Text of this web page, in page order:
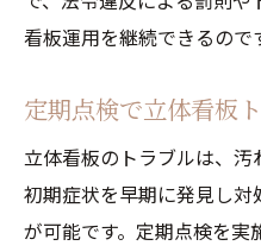
看板運用を継続できるので
定期点検で立体看板
立体看板のトラブルは、
初期症状を早期に発見し
が可能です。定期点検を実